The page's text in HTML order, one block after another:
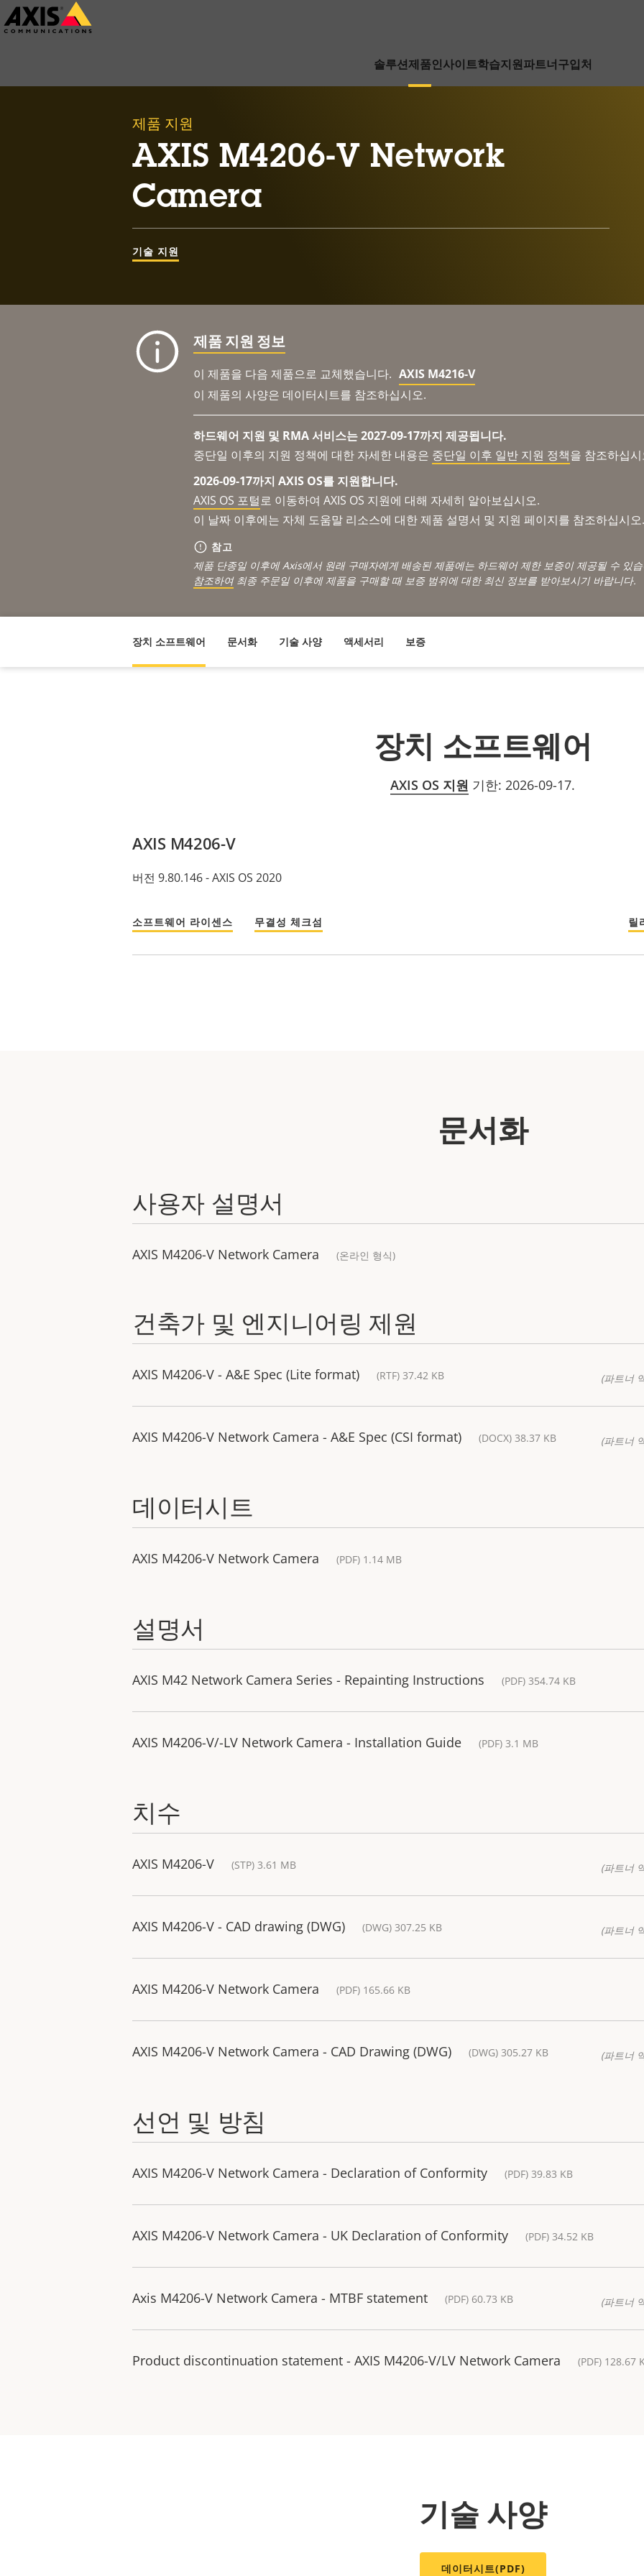
주
요
솔루션제품인사이트학습지원파트너구입처
제품 지원
AXIS M4206-V Network
Camera
기술 지원
제품 지원 정보
이 제품을 다음 제품으로 교체했습니다. AXIS M4216-V
이 제품의 사양은 데이터시트를 참조하십시오.
하드웨어 지원 및 RMA 서비스는 2027-09-17까지 제공됩니다.
중단일 이후의 지원 정책에 대한 자세한 내용은 중단일 이후 일반 지원 정책을 참조하십시
2026-09-17까지 AXIS OS를 지원합니다.
AXIS OS 포털로 이동하여 AXIS OS 지원에 대해 자세히 알아보십시오.
이 날짜 이후에는 자체 도움말 리소스에 대한 제품 설명서 및 지원 페이지를 참조하십시오.
참고
제품 단종일 이후에 Axis에서 원래 구매자에게 배송된 제품에는 하드웨어 제한 보증이 제공될 수 있
참조하여최종 주문일 이후에 제품을 구매할 때 보증 범위에 대한 최신 정보를 받아보시기 바랍니다.
장치 소프트웨어 문서화 기술 사양 액세서리 보증
장치 소프트웨어
AXIS OS 지원 기한: 2026-09-17.
AXIS M4206-V
버전 9.80.146 - AXIS OS 2020
소프트웨어 라이센스 무결성 체크섬 릴
문서화
사용자 설명서
AXIS M4206-V Network Camera (온라인 형식)
건축가 및 엔지니어링 제원
AXIS M4206-V - A&E Spec (Lite format) (RTF) 37.42 KB (파트너
AXIS M4206-V Network Camera - A&E Spec (CSI format) (DOCX) 38.37 KB (파트너
데이터시트
AXIS M4206-V Network Camera (PDF) 1.14 MB
설명서
AXIS M42 Network Camera Series - Repainting Instructions (PDF) 354.74 KB
AXIS M4206-V/-LV Network Camera - Installation Guide (PDF) 3.1 MB
치수
AXIS M4206-V (STP) 3.61 MB (파트너
AXIS M4206-V - CAD drawing (DWG) (DWG) 307.25 KB (파트너
AXIS M4206-V Network Camera (PDF) 165.66 KB
AXIS M4206-V Network Camera - CAD Drawing (DWG) (DWG) 305.27 KB (파트너
선언 및 방침
AXIS M4206-V Network Camera - Declaration of Conformity (PDF) 39.83 KB
AXIS M4206-V Network Camera - UK Declaration of Conformity (PDF) 34.52 KB
Axis M4206-V Network Camera - MTBF statement (PDF) 60.73 KB (파트너
Product discontinuation statement - AXIS M4206-V/LV Network Camera (PDF) 128.67
기술 사양
데이터시트(PDF)